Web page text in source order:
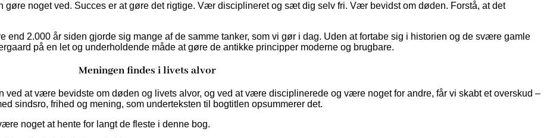
gøre noget ved. Succes er at gøre det rigtige. Vær disciplineret og sæt dig selv fri. Vær bevidst om døden. Forstå, at det
end 2.000 år siden gjorde sig mange af de samme tanker, som vi gør i dag. Uden at fortabe sig i historien og de svære gamle
på en let og underholdende måde at gøre de antikke principper moderne og brugbare.
Meningen findes i livets alvor
ved at være bevidste om døden og livets alvor, og ved at være disciplinerede og være noget for andre, får vi skabt et overskud –
sindsro, frihed og mening, som underteksten til bogtitlen opsummerer det.
noget at hente for langt de fleste i denne bog.